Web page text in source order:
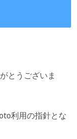
とうございま
利用の指針とな